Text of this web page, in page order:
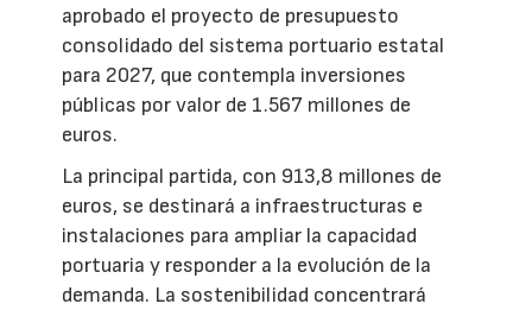
aprobado el proyecto de presupuesto
consolidado del sistema portuario estatal
para 2027, que contempla inversiones
públicas por valor de 1.567 millones de
euros.
La principal partida, con 913,8 millones de
euros, se destinará a infraestructuras e
instalaciones para ampliar la capacidad
portuaria y responder a la evolución de la
demanda. La sostenibilidad concentrará